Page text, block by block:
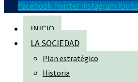
Facebook Twitter Instagram
INICIO
LA SOCIEDAD
Plan estratégico
Historia